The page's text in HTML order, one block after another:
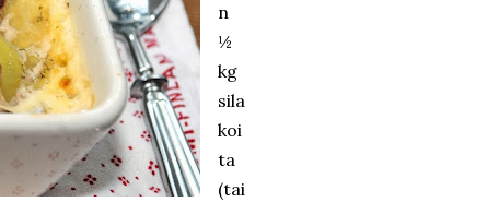
n
½
kg
sila
koi
ta
(tai